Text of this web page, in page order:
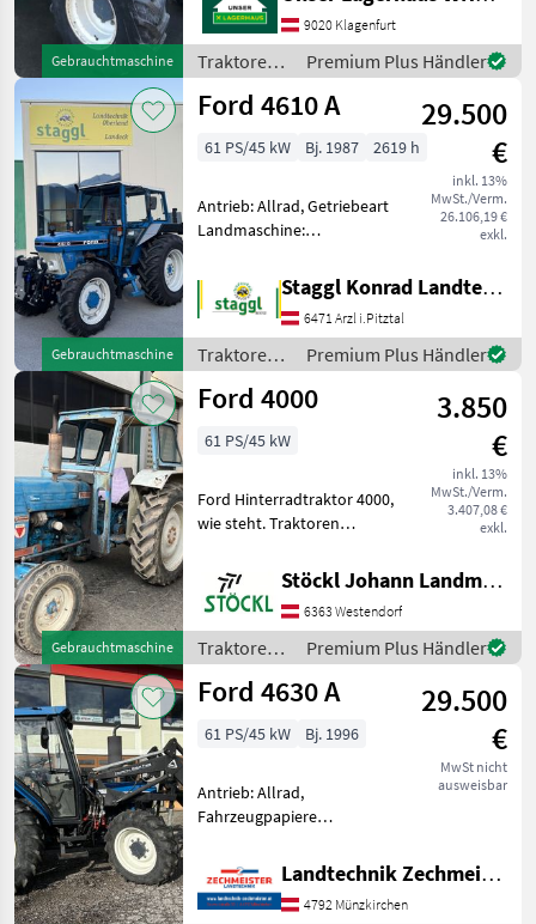
Gebrauchtmaschine
Euro Informieren Sie sich
bitte vor Fahrt-Antritt
telefonisch, ob die von
Ihnen angefr
9020 Klagenfurt
Traktoren /
Ford
Premium Plus Händler
Gebrauchtmaschine
Ford 4610 A
29.500
€
inkl. 13%
MwSt./Verm.
26.106,19 €
exkl.
61 PS/45 kW Bj. 1987 2619 h
Antrieb: Allrad, Getriebeart
Landmaschine:
Niedrigkabine,
Zapfwellendrehzahl:
540/540E,
Höchstgeschwindigkeit in
km/h: 30 km/h,
Bolzengröße Anh
Staggl Konrad Landtechnik Oberland
6471 Arzl i.Pitztal
Traktoren /
Ford
Premium Plus Händler
Gebrauchtmaschine
Ford 4000
3.850
€
inkl. 13%
MwSt./Verm.
3.407,08 €
exkl.
61 PS/45 kW
Ford Hinterradtraktor 4000,
wie steht. Traktoren
Stöckl Johann Landmaschinen GesmbH & Co KG
6363 Westendorf
Traktoren /
Ford
Premium Plus Händler
Ford 4630 A
29.500
€
MwSt nicht
ausweisbar
61 PS/45 kW Bj. 1996
Antrieb: Allrad,
Fahrzeugpapiere
Rücklauf, Frontlader Kleiner
Traktor mit Frontlader und
Lastschatlgetriebe
Landtechnik Zechmeister GmbH & Co KG
4792 Münzkirchen